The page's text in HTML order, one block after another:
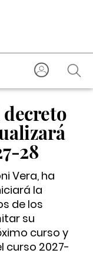
28
Vera, ha
la
de los
su
curso y
curso 2027-